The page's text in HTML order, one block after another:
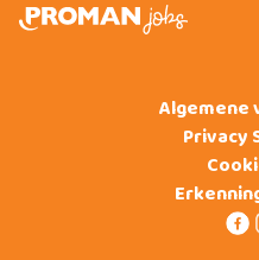
Algemene
Privacy